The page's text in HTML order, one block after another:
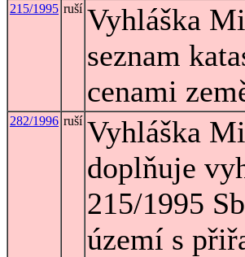
215/1995 ruší Vyhláška
seznam
cenami
282/1996 ruší Vyhláška
doplňuje
215/1995
území s